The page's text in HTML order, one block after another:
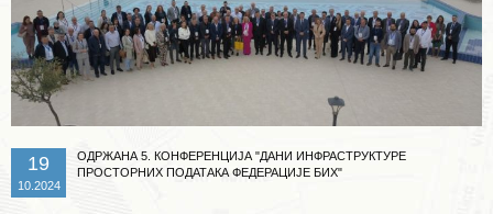
19
10.2024
ОДРЖАНА 5. КОНФЕРЕНЦИЈА "ДАНИ ИНФРАСТРУКТУРЕ
ПРОСТОРНИХ ПОДАТАКА ФЕДЕРАЦИЈЕ БИХ"